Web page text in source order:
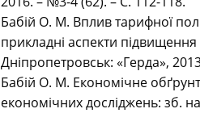
Бабій О. М. Вплив тарифної
прикладні аспекти
Дніпропетровськ: «Герда»,
Бабій О. М. Економічне
економічних досліджень: зб.